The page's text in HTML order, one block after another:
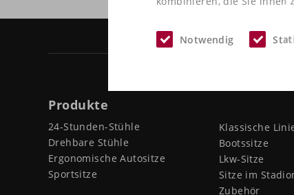
Notwendig
Produkte
24-Stunden-Stühle
Drehbare Stühle
Ergonomische Autositze
Sportsitze
Klassische
Bootssitze
Lkw-Sitze
Sitze im
Zubehör